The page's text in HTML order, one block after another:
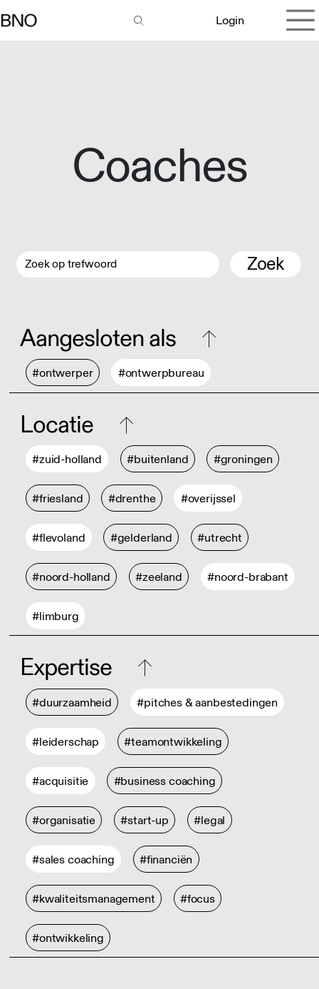
Login
Coaches
Zoek
Aangesloten als
#ontwerper #ontwerpbureau
Locatie
#zuid-holland #buitenland #groningen
#friesland #drenthe #overijssel
#flevoland #gelderland #utrecht
#noord-holland #zeeland #noord-brabant
#limburg
Expertise
#duurzaamheid #pitches & aanbestedingen
#leiderschap #teamontwikkeling
#acquisitie #business coaching
#organisatie #start-up #legal
#sales coaching #financiën
#kwaliteitsmanagement #focus
#ontwikkeling